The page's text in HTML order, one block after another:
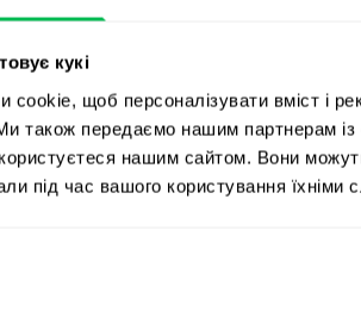
кукі
щоб персоналізувати вміст і
також передаємо нашим партнерам
нашим сайтом. Вони
під час вашого користування їхніми
де люди ставлять собі цілі
навички публічних виступів, а
як будь-яка з цих
доходу, запустить той
узгодженість цілей є